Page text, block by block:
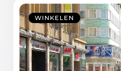
WINKELEN